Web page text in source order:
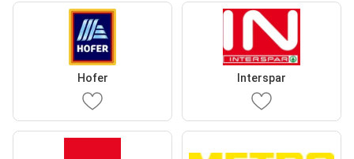
Hofer Interspar